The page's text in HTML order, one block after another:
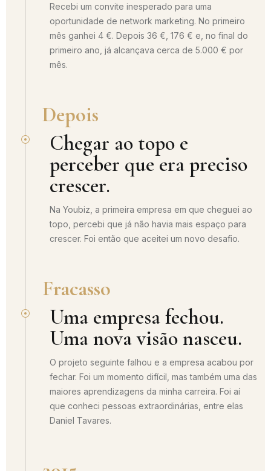
Recebi um convite inesperado para uma
oportunidade de network marketing. No primeiro
mês ganhei 4 €. Depois 36 €, 176 € e, no final do
primeiro ano, já alcançava cerca de 5.000 € por
mês.
Depois
Chegar ao topo e
perceber que era preciso
crescer.
Na Youbiz, a primeira empresa em que cheguei ao
topo, percebi que já não havia mais espaço para
crescer. Foi então que aceitei um novo desafio.
Fracasso
Uma empresa fechou.
Uma nova visão nasceu.
O projeto seguinte falhou e a empresa acabou por
fechar. Foi um momento difícil, mas também uma das
maiores aprendizagens da minha carreira. Foi aí
que conheci pessoas extraordinárias, entre elas
Daniel Tavares.